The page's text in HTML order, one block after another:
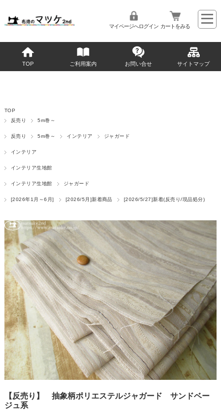
マイページへログイン カートをみる
TOP ご利用案内 お問い合せ サイトマップ
TOP
反売り
5m巻～
反売り 5m巻～ インテリア ジャガード
インテリア
インテリア生地館
インテリア生地館 ジャガード
[2026年1月～6月] [2026/5月]新着商品 [2026/5/27]新着(反売り/現品処分)
【反売り】 抽象柄ポリエステルジャガード サンドベー
ジュ系